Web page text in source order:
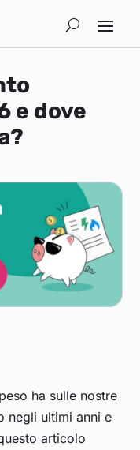
e dove
ha sulle nostre
negli ultimi anni e
articolo